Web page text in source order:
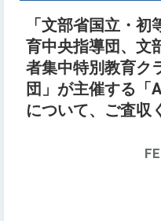
「文部省国立・
育中央指導団、文
者集中特別教育ク
団」が主催する「
について、ご査収